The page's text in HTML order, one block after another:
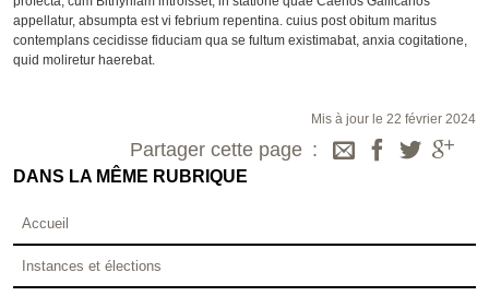
appellatur, absumpta est vi febrium repentina. cuius post obitum maritus
contemplans cecidisse fiduciam qua se fultum existimabat, anxia cogitatione,
quid moliretur haerebat.
Mis à jour le 22 février 2024
Partager cette page
DANS LA MÊME RUBRIQUE
Accueil
Instances et élections